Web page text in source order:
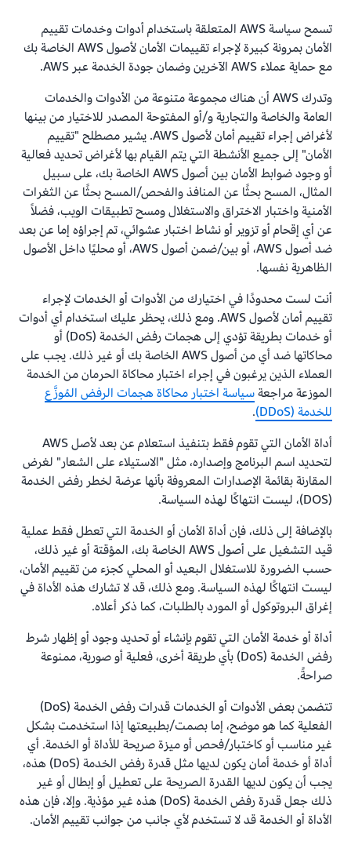
تسمح سياسة AWS المتعلقة باستخدام أدوات وخدمات تقييم
الأمان بمرونة كبيرة لإجراء تقييمات الأمان لأصول AWS الخاصة بك
مع حماية عملاء AWS الآخرين وضمان جودة الخدمة عبر AWS.
وتدرك AWS أن هناك مجموعة متنوعة من الأدوات والخدمات
العامة والخاصة والتجارية و/أو المفتوحة المصدر للاختيار من بينها
لأغراض إجراء تقييم أمان لأصول AWS. يشير مصطلح "تقييم
الأمان" إلى جميع الأنشطة التي يتم القيام بها لأغراض تحديد فعالية
أو وجود ضوابط الأمان بين أصول AWS الخاصة بك، على سبيل
المثال، المسح بحثًا عن المنافذ والفحص/المسح بحثًا عن الثغرات
الأمنية واختبار الاختراق والاستغلال ومسح تطبيقات الويب، فضلاً
عن أي إقحام أو تزوير أو نشاط اختبار عشوائي، تم إجراؤه إما عن بعد
ضد أصول AWS، أو بين/ضمن أصول AWS، أو محليًا داخل الأصول
الظاهرية نفسها.
أنت لست محدودًا في اختيارك من الأدوات أو الخدمات لإجراء
تقييم أمان لأصول AWS. ومع ذلك، يحظر عليك استخدام أي أدوات
أو خدمات بطريقة تؤدي إلى هجمات رفض الخدمة (DoS) أو
محاكاتها ضد أي من أصول AWS الخاصة بك أو غير ذلك. يجب على
العملاء الذين يرغبون في إجراء اختبار محاكاة الحرمان من الخدمة
الموزعة مراجعةسياسة اختبار محاكاة هجمات الرفض المُوزَّع
للخدمة (DDoS)
.
أداة الأمان التي تقوم فقط بتنفيذ استعلام عن بعد لأصل AWS
لتحديد اسم البرنامج وإصداره، مثل "الاستيلاء على الشعار" لغرض
المقارنة بقائمة الإصدارات المعروفة بأنها عرضة لخطر رفض الخدمة
(DOS)، ليست انتهاكًا لهذه السياسة.
بالإضافة إلى ذلك، فإن أداة الأمان أو الخدمة التي تعطل فقط عملية
قيد التشغيل على أصول AWS الخاصة بك، المؤقتة أو غير ذلك،
حسب الضرورة للاستغلال البعيد أو المحلي كجزء من تقييم الأمان،
ليست انتهاكًا لهذه السياسة. ومع ذلك، قد لا تشارك هذه الأداة في
إغراق البروتوكول أو المورد بالطلبات، كما ذكر أعلاه.
أداة أو خدمة الأمان التي تقوم بإنشاء أو تحديد وجود أو إظهار شرط
رفض الخدمة (DoS) بأي طريقة أخرى، فعلية أو صورية، ممنوعة
صراحةً.
تتضمن بعض الأدوات أو الخدمات قدرات رفض الخدمة (DoS)
الفعلية كما هو موضح، إما بصمت/بطبيعتها إذا استخدمت بشكل
غير مناسب أو كاختبار/فحص أو ميزة صريحة للأداة أو الخدمة. أي
أداة أو خدمة أمان يكون لديها مثل قدرة رفض الخدمة (DoS) هذه،
يجب أن يكون لديها القدرة الصريحة على تعطيل أو إبطال أو غير
ذلك جعل قدرة رفض الخدمة (DoS) هذه غير مؤذية. وإلا، فإن هذه
الأداة أو الخدمة قد لا تستخدم لأي جانب من جوانب تقييم الأمان.